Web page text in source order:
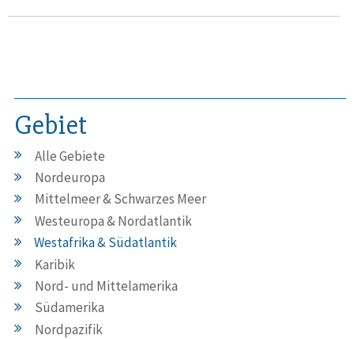
Gebiet
Alle Gebiete
Nordeuropa
Mittelmeer & Schwarzes Meer
Westeuropa & Nordatlantik
Westafrika & Südatlantik
Karibik
Nord- und Mittelamerika
Südamerika
Nordpazifik